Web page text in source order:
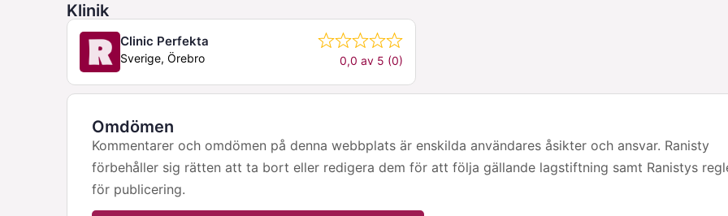
Klinik
Clinic Perfekta
Sverige, Örebro 0,0 av 5 (0)
Omdömen
Kommentarer och omdömen på denna webbplats är enskilda användares åsikter och ansvar. Ranisty
förbehåller sig rätten att ta bort eller redigera dem för att följa gällande lagstiftning samt Ranistys
för publicering.